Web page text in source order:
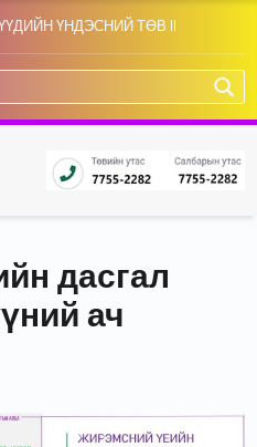
ҮНДЭСНИЙ ТӨВ II
дасгал
ач